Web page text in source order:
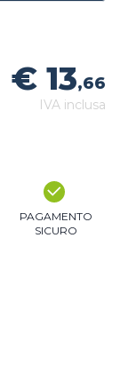
€ 13,66
IVA inclusa
PAGAMENTO
SICURO